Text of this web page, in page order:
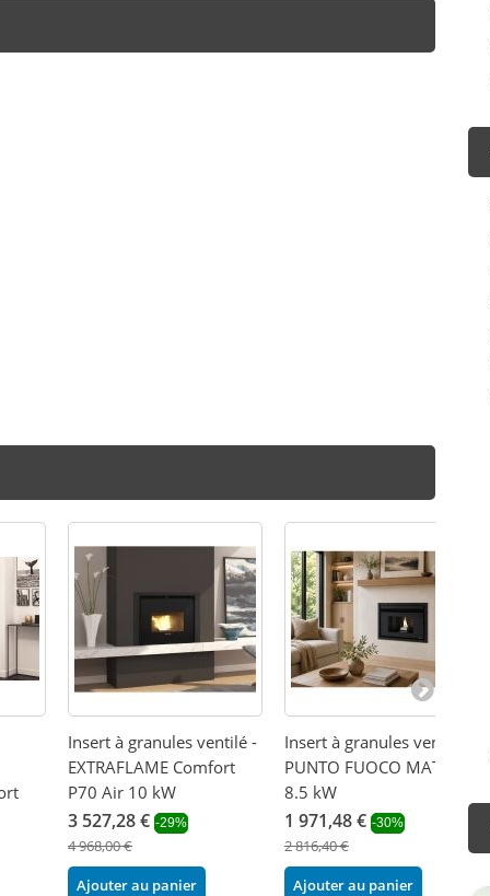
Insert à granules ventilé -
EXTRAFLAME Comfort
P70 Air 10 kW
3 527,28 € -29%
4 968,00 €
Ajouter au panier
Insert à granules ventilé -
PUNTO FUOCO MATTEO
8.5 kW
1 971,48 € -30%
2 816,40 €
Ajouter au panier